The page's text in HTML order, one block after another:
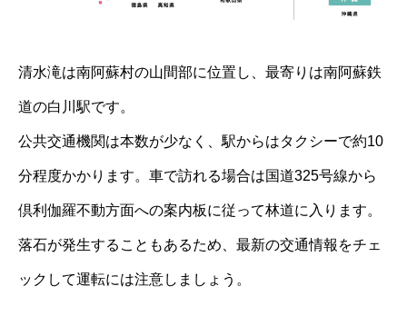
清水滝は南阿蘇村の山間部に位置し、最寄りは南阿蘇鉄
道の白川駅です。
公共交通機関は本数が少なく、駅からはタクシーで約10
分程度かかります。車で訪れる場合は国道325号線から
倶利伽羅不動方面への案内板に従って林道に入ります。
落石が発生することもあるため、最新の交通情報をチェ
ックして運転には注意しましょう。